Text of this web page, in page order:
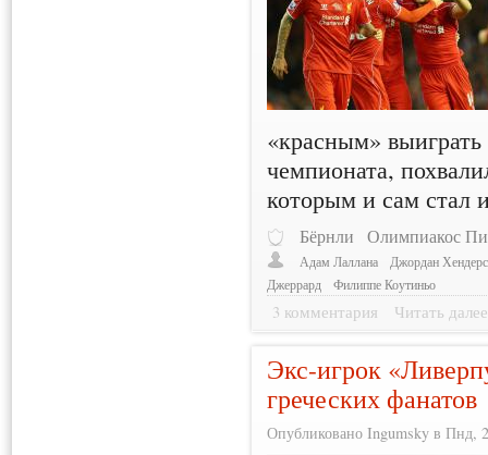
«красным»
чемпионата,
которым и сам стал
Бёрнли Олимпиакос
Адам Лаллана
Джордан
Джеррард
Филиппе Коутиньо
3 комментария Читать далее
Экс-игрок
греческих фанатов
Опубликовано Ingumsky в Пнд,